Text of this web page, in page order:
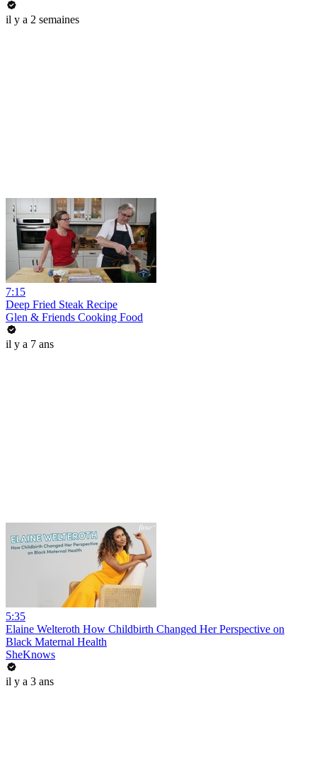
il y a 2 semaines
7:15
Deep Fried Steak Recipe
Glen & Friends Cooking Food
il y a 7 ans
5:35
Elaine Welteroth How Childbirth Changed Her Perspective on
Black Maternal Health
SheKnows
il y a 3 ans